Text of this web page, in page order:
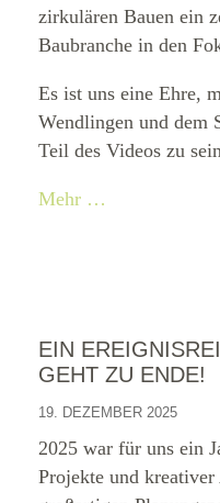
zirkulären Bauen ein
Baubranche in den
Es ist uns eine Ehre,
Wendlingen und dem
Teil des Videos zu
Mehr …
EIN
GEHT ZU ENDE!
19. DEZEMBER 2025
2025 war für uns ein
Projekte und